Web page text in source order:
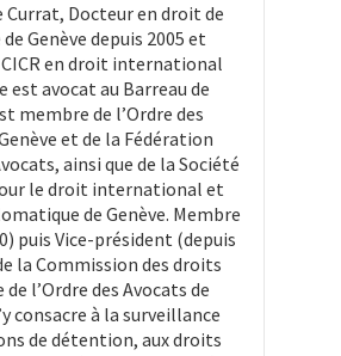
Currat, Docteur en droit de
Genève depuis 2005 et
en droit international
est avocat au Barreau de
membre de l’Ordre des
et de la Fédération
ainsi que de la Société
le droit international et
de Genève. Membre
puis Vice-président (depuis
la Commission des droits
l’Ordre des Avocats de
consacre à la surveillance
de détention, aux droits